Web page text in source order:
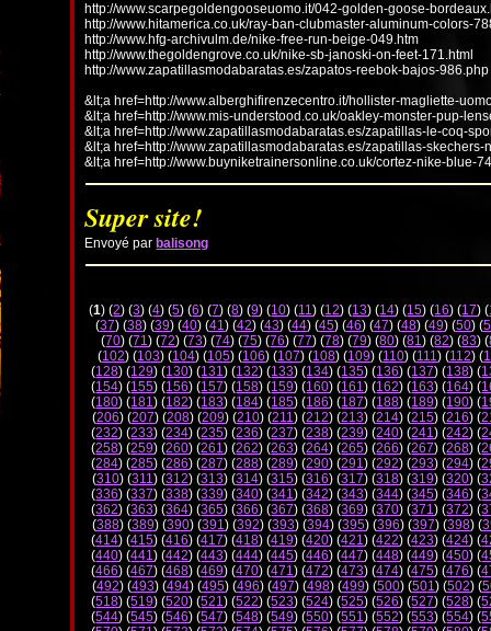
http://www.scarpegoldengooseuomo.it/042-golden-goose-
http://www.hitamerica.co.uk/ray-ban-clubmaster-aluminum-colors-
http://www.hfg-archivulm.de/nike-free-run-beige-049.htm
http://www.thegoldengrove.co.uk/nike-sb-janoski-on-feet-171.html
http://www.zapatillasmodabaratas.es/zapatos-reebok-bajos-986.php
&lt;a href=http://www.alberghifirenzecentro.it/hollister-magliette-
&lt;a href=http://www.mis-understood.co.uk/oakley-monster-pup-
&lt;a href=http://www.zapatillasmodabaratas.es/zapatillas-le-coq-
&lt;a href=http://www.zapatillasmodabaratas.es/zapatillas-
&lt;a href=http://www.buyniketrainersonline.co.uk/cortez-nike-blue-
Super site!
Envoyé par balisong
(1) (2) (3) (4) (5) (6) (7) (8) (9) (10) (11) (12) (13) (14) (15) (16) (17) (
(37) (38) (39) (40) (41) (42) (43) (44) (45) (46) (47) (48) (49) (50) (
(70) (71) (72) (73) (74) (75) (76) (77) (78) (79) (80) (81) (82) (83) (
(102) (103) (104) (105) (106) (107) (108) (109) (110) (111) (112) (
(128) (129) (130) (131) (132) (133) (134) (135) (136) (137) (138) (
(154) (155) (156) (157) (158) (159) (160) (161) (162) (163) (164) (
(180) (181) (182) (183) (184) (185) (186) (187) (188) (189) (190) (
(206) (207) (208) (209) (210) (211) (212) (213) (214) (215) (216) (
(232) (233) (234) (235) (236) (237) (238) (239) (240) (241) (242) (
(258) (259) (260) (261) (262) (263) (264) (265) (266) (267) (268) (
(284) (285) (286) (287) (288) (289) (290) (291) (292) (293) (294) (
(310) (311) (312) (313) (314) (315) (316) (317) (318) (319) (320) (
(336) (337) (338) (339) (340) (341) (342) (343) (344) (345) (346) (
(362) (363) (364) (365) (366) (367) (368) (369) (370) (371) (372) (
(388) (389) (390) (391) (392) (393) (394) (395) (396) (397) (398) (
(414) (415) (416) (417) (418) (419) (420) (421) (422) (423) (424) (
(440) (441) (442) (443) (444) (445) (446) (447) (448) (449) (450) (
(466) (467) (468) (469) (470) (471) (472) (473) (474) (475) (476) (
(492) (493) (494) (495) (496) (497) (498) (499) (500) (501) (502) (
(518) (519) (520) (521) (522) (523) (524) (525) (526) (527) (528) (
(544) (545) (546) (547) (548) (549) (550) (551) (552) (553) (554) (